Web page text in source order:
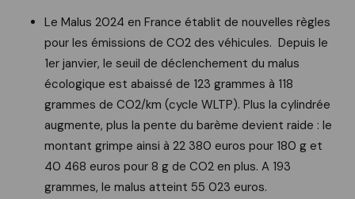
Le Malus 2024 en France établit de nouvelles règles
pour les émissions de CO2 des véhicules. Depuis le
1er janvier, le seuil de déclenchement du malus
écologique est abaissé de 123 grammes à 118
grammes de CO2/km (cycle WLTP). Plus la cylindrée
augmente, plus la pente du barème devient raide : le
montant grimpe ainsi à 22 380 euros pour 180 g et
40 468 euros pour 8 g de CO2 en plus. A 193
grammes, le malus atteint 55 023 euros.